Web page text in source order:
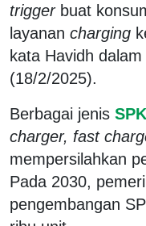
triggerbuat
layanan charging
kata Havidh
(18/2/2025).
Berbagai jenis
charger, fast
mempersilahkan
Pada 2030,
pengembangan